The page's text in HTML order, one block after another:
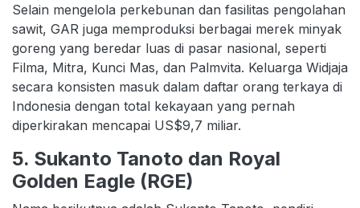
Selain mengelola perkebunan dan fasilitas pengolahan
sawit, GAR juga memproduksi berbagai merek minyak
goreng yang beredar luas di pasar nasional, seperti
Filma, Mitra, Kunci Mas, dan Palmvita. Keluarga Widjaja
secara konsisten masuk dalam daftar orang terkaya di
Indonesia dengan total kekayaan yang pernah
diperkirakan mencapai US$9,7 miliar.
5. Sukanto Tanoto dan Royal
Golden Eagle (RGE)